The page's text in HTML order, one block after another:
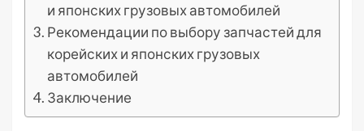
и японских грузовых автомобилей
Рекомендации по выбору запчастей для
корейских и японских грузовых
автомобилей
Заключение